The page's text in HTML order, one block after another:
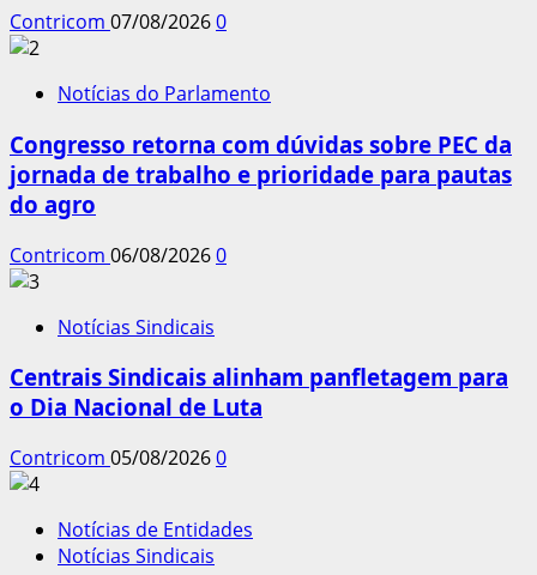
Contricom 07/08/20260
Notícias do Parlamento
Congresso retorna com dúvidas sobre PEC da
jornada de trabalho e prioridade para pautas
do agro
Contricom 06/08/20260
Notícias Sindicais
Centrais Sindicais alinham panfletagem para
o Dia Nacional de Luta
Contricom 05/08/20260
Notícias de Entidades
Notícias Sindicais